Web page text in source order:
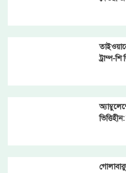
ট্রাম্প-শি